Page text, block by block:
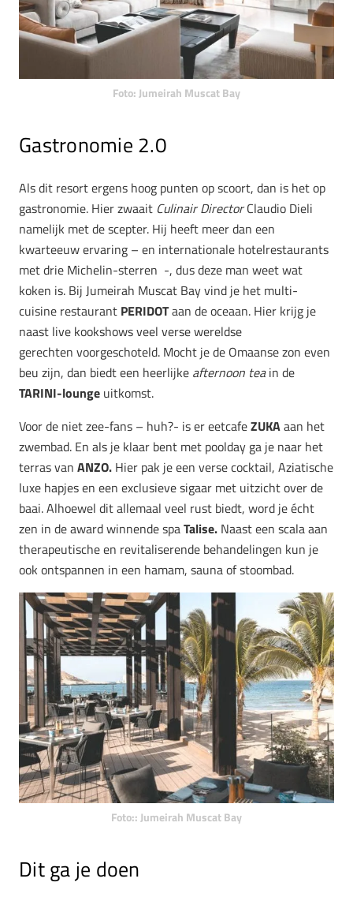
Foto: Jumeirah Muscat Bay
Gastronomie 2.0
Als dit resort ergens hoog punten op scoort, dan is het op
gastronomie. Hier zwaait Culinair DirectorClaudio Dieli
namelijk met de scepter. Hij heeft meer dan een
kwarteeuw ervaring – en internationale hotelrestaurants
met drie Michelin-sterren -, dus deze man weet wat
koken is. Bij Jumeirah Muscat Bay vind je het multi-
cuisine restaurant PERIDOTaan de oceaan. Hier krijg je
naast live kookshows veel verse wereldse
gerechten voorgeschoteld. Mocht je de Omaanse zon even
beu zijn, dan biedt een heerlijke afternoon teain de
TARINI-lounge uitkomst.
Voor de niet zee-fans – huh?- is er eetcafeZUKAaan het
zwembad. En als je klaar bent met poolday ga je naar het
terras van ANZO. Hier pak je een verse cocktail, Aziatische
luxe hapjes en een exclusieve sigaar met uitzicht over de
baai. Alhoewel dit allemaal veel rust biedt, word je écht
zen in de award winnende spaTalise. Naast een scala aan
therapeutische en revitaliserende behandelingen kun je
ook ontspannen in een hamam, sauna of stoombad.
Foto:: Jumeirah Muscat Bay
Dit ga je doen